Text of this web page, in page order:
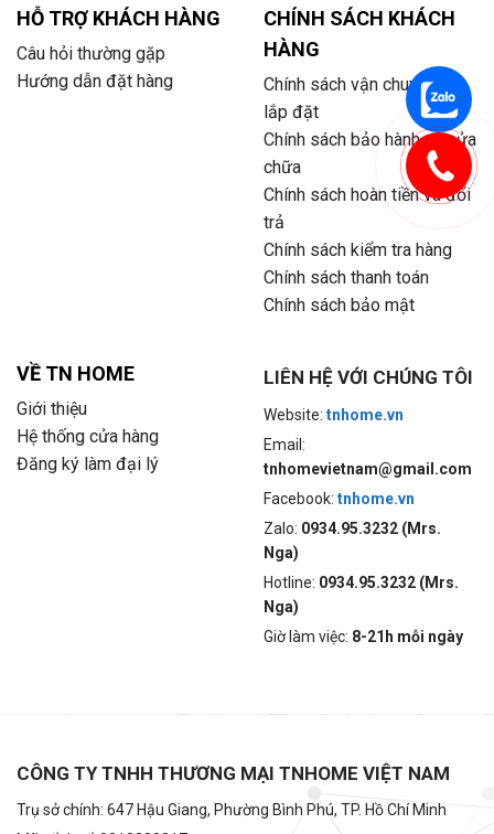
HỖ TRỢ KHÁCH HÀNG
Câu hỏi thường gặp
Hướng dẫn đặt hàng
CHÍNH SÁCH KHÁCH
HÀNG
Chính sách vận chuyển và
lắp đặt
Chính sách bảo hành và sửa
chữa
Chính sách hoàn tiền và đổi
trả
Chính sách kiểm tra hàng
Chính sách thanh toán
Chính sách bảo mật
VỀ TN HOME
Giới thiệu
Hệ thống cửa hàng
Đăng ký làm đại lý
LIÊN HỆ VỚI CHÚNG TÔI
Website: tnhome.vn
Email:
tnhomevietnam@gmail.com
Facebook: tnhome.vn
Zalo: 0934.95.3232 (Mrs.
Nga)
Hotline: 0934.95.3232 (Mrs.
Nga)
Giờ làm việc: 8-21h mỗi ngày
CÔNG TY TNHH THƯƠNG MẠI TNHOME VIỆT NAM
Trụ sở chính: 647 Hậu Giang, Phường Bình Phú, TP. Hồ Chí Minh